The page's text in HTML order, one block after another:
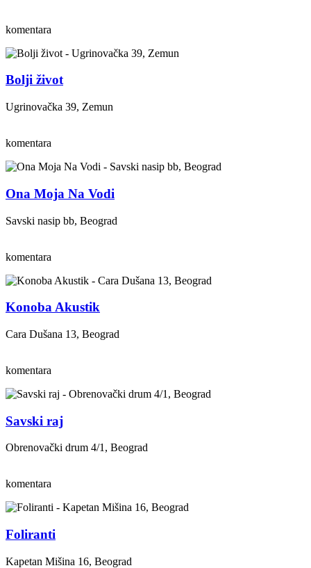
komentara
Bolji život
Ugrinovačka 39, Zemun
komentara
Ona Moja Na Vodi
Savski nasip bb, Beograd
komentara
Konoba Akustik
Cara Dušana 13, Beograd
komentara
Savski raj
Obrenovački drum 4/1, Beograd
komentara
Foliranti
Kapetan Mišina 16, Beograd